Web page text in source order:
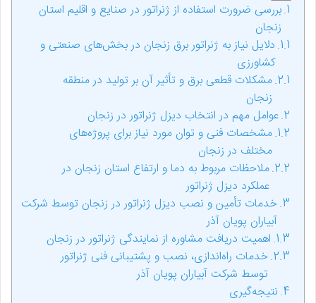
بررسی ضرورت استفاده از ژنراتور در صنایع و اقلیم استان
زنجان
دلایل نیاز به ژنراتور برق زنجان در بخش‌های صنعتی و
کشاورزی
مشکلات قطعی برق و تأثیر آن بر تولید در منطقه
زنجان
عوامل مهم در انتخاب دیزل ژنراتور در زنجان
مشخصات فنی و توان مورد نیاز برای پروژه‌های
مختلف در زنجان
ملاحظات مربوط به دما و ارتفاع استان زنجان در
عملکرد دیزل ژنراتور
خدمات تأمین و نصب دیزل ژنراتور در زنجان توسط شرکت
آبیاران پویان آذر
اهمیت دریافت مشاوره از نمایندگی ژنراتور در زنجان
خدمات راه‌اندازی، نصب و پشتیبانی فنی ژنراتور
توسط شرکت آبیاران پویان آذر
نتیجه‌گیری